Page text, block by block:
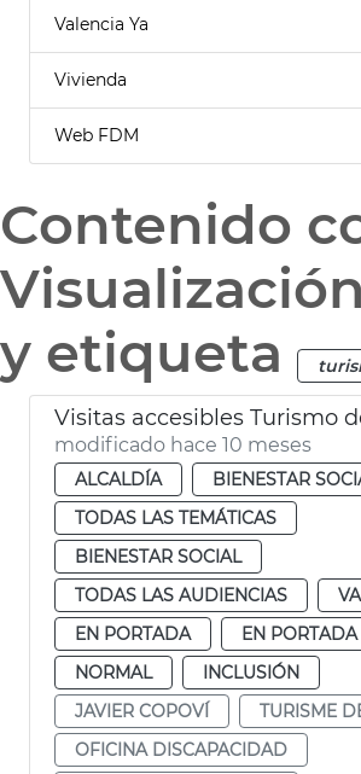
Valencia Ya
Vivienda
Web FDM
Contenido
Visualización
y etiqueta
modificado hace 10 meses
ALCALDÍA
BIENESTAR
TODAS LAS TEMÁTICAS
BIENESTAR SOCIAL
TODAS LAS AUDIENCIAS
EN PORTADA
EN
NORMAL
INCLUSIÓN
JAVIER COPOVÍ
TURISME
OFICINA DISCAPACIDAD